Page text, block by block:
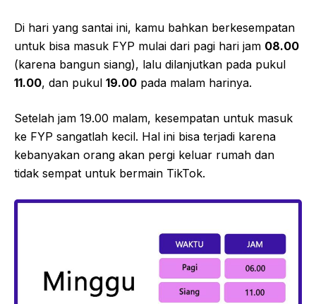
Di hari yang santai ini, kamu bahkan berkesempatan
untuk bisa masuk FYP mulai dari pagi hari jam 08.00
(karena bangun siang), lalu dilanjutkan pada pukul
11.00, dan pukul 19.00 pada malam harinya.
Setelah jam 19.00 malam, kesempatan untuk masuk
ke FYP sangatlah kecil. Hal ini bisa terjadi karena
kebanyakan orang akan pergi keluar rumah dan
tidak sempat untuk bermain TikTok.